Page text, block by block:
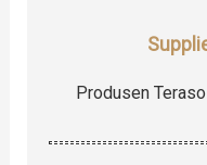
Produsen